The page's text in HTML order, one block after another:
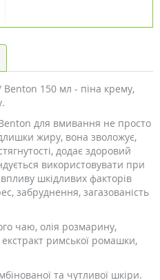
150 мл - піна крему,
для вмивання не просто
жиру, вона зволожує,
додає здоровий
використовувати при
шкідливих факторів
забруднення, загазованість
чаю, олія розмарину,
екстракт римської ромашки,
та чутливої шкіри.